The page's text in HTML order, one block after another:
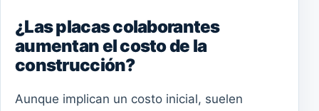
¿Las placas colaborantes
aumentan el costo de la
construcción?
Aunque implican un costo inicial, suelen